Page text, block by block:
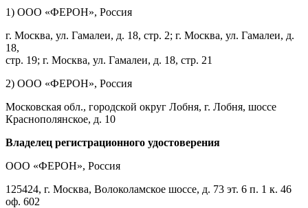
1) ООО «ФЕРОН», Россия
г. Москва, ул. Гамалеи, д. 18, стр. 2; г. Москва, ул. Гамалеи, д.
18,
стр. 19; г. Москва, ул. Гамалеи, д. 18, стр. 21
2) ООО «ФЕРОН», Россия
Московская обл., городской округ Лобня, г. Лобня, шоссе
Краснополянское, д. 10
Владелец регистрационного удостоверения
ООО «ФЕРОН», Россия
125424, г. Москва, Волоколамское шоссе, д. 73 эт. 6 п. 1 к. 46
оф. 602